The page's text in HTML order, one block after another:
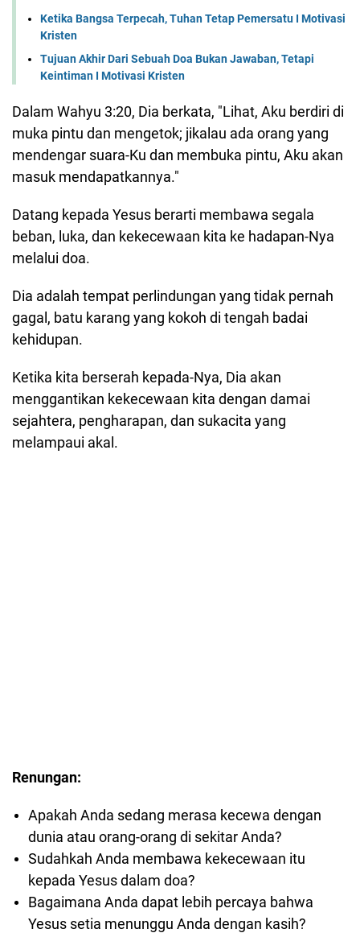
Ketika Bangsa Terpecah, Tuhan Tetap Pemersatu I Motivasi
Kristen
Tujuan Akhir Dari Sebuah Doa Bukan Jawaban, Tetapi
Keintiman I Motivasi Kristen
Dalam Wahyu 3:20, Dia berkata, "Lihat, Aku berdiri di
muka pintu dan mengetok; jikalau ada orang yang
mendengar suara-Ku dan membuka pintu, Aku akan
masuk mendapatkannya."
Datang kepada Yesus berarti membawa segala
beban, luka, dan kekecewaan kita ke hadapan-Nya
melalui doa.
Dia adalah tempat perlindungan yang tidak pernah
gagal, batu karang yang kokoh di tengah badai
kehidupan.
Ketika kita berserah kepada-Nya, Dia akan
menggantikan kekecewaan kita dengan damai
sejahtera, pengharapan, dan sukacita yang
melampaui akal.
Renungan:
Apakah Anda sedang merasa kecewa dengan
dunia atau orang-orang di sekitar Anda?
Sudahkah Anda membawa kekecewaan itu
kepada Yesus dalam doa?
Bagaimana Anda dapat lebih percaya bahwa
Yesus setia menunggu Anda dengan kasih?